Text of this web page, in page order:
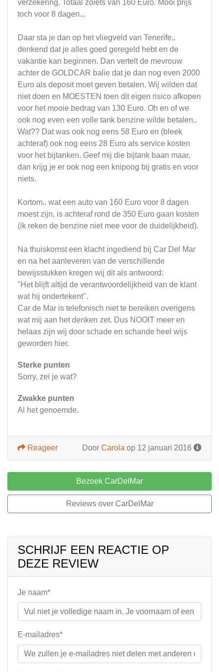
verzekering. Totaal zoiets van 160 Euro. Mooi prijs
toch voor 8 dagen...
Daar sta je dan op het vliegveld van Tenerife..
denkend dat je alles goed geregeld hebt en de
vakantie kan beginnen. Dan vertelt de mevrouw
achter de GOLDCAR balie dat je dan nog even 2000
Euro als deposit moet geven betalen. Wij wilden dat
niet doen en MOESTEN toen dit eigen risico afkopen
voor het mooie bedrag van 130 Euro. Oh en of we
ook nog even een volle tank benzine wilde betalen..
Wat?? Dat was ook nog eens 58 Euro en (bleek
achteraf) ook nog eens 28 Euro als service kosten
voor het bijtanken. Geef mij die bijtank baan maar,
dan krijg je er ook nog een knipoog bij gratis en voor
niets.
Kortom.. wat een auto van 160 Euro voor 8 dagen
moest zijn, is achteraf rond de 350 Euro gaan kosten
(ik reken de benzine niet mee voor de duidelijkheid).
Na thuiskomst een klacht ingediend bij Car Del Mar
en na het aanleveren van de verschillende
bewijsstukken kregen wij dit als antwoord:
"Het blijft altijd de verantwoordelijkheid van de klant
wat hij ondertekent".
Car de Mar is telefonisch niet te bereiken overigens
wat mij aan het denken zet. Dus NOOIT meer en
helaas zijn wij door schade en schande heel wijs
geworden hier.
Sterke punten
Sorry, zei je wat?
Zwakke punten
Al het genoemde.
Door Carola op 12 januari 2016
Reageer
Bezoek CarDelMar
Reviews over CarDelMar
SCHRIJF EEN REACTIE OP
DEZE REVIEW
Je naam*
E-mailadres*